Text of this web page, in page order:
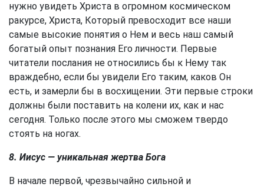
нужно увидеть Христа в огромном космическом
ракурсе, Христа, Который превосходит все наши
самые высокие понятия о Нем и весь наш самый
богатый опыт познания Его личности. Первые
читатели послания не относились бы к Нему так
враждебно, если бы увидели Его таким, каков Он
есть, и замерли бы в восхищении. Эти первые строки
должны были поставить на колени их, как и нас
сегодня. Только после этого мы сможем твердо
стоять на ногах.
8. Иисус — уникальная жертва Бога
В начале первой, чрезвычайно сильной и